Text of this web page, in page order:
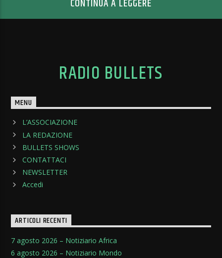
CONTINUA A LEGGERE
RADIO BULLETS
MENU
L’ASSOCIAZIONE
LA REDAZIONE
BULLETS SHOWS
CONTATTACI
NEWSLETTER
Accedi
ARTICOLI RECENTI
7 agosto 2026 – Notiziario Africa
6 agosto 2026 – Notiziario Mondo